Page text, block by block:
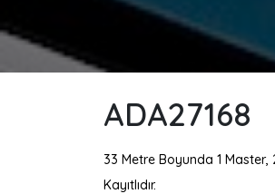
ADA27168
33 Metre Boyunda 1 Master,
Kayıtlıdır.